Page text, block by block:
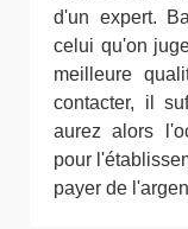
d'un expert.
celui qu'on
meilleure
contacter, il
aurez alors
pour
payer de